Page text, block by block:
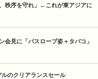
秩序を守れ」←これが東アジアに
会見に「バスローブ姿＋タバコ」
のクリアランスセール